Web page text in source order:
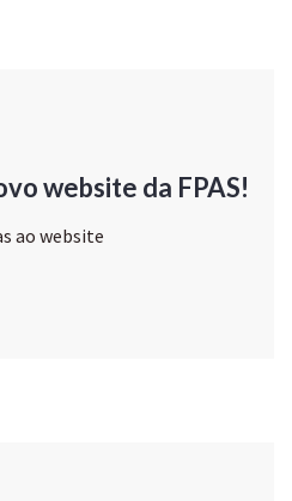
website da FPAS!
ao website